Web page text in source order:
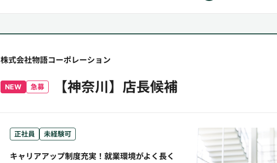
株式会社物語コーポレーション
NEW 急募 【神奈川】店長候補
正社員 未経験可
キャリアアップ制度充実！就業環境がよく長く